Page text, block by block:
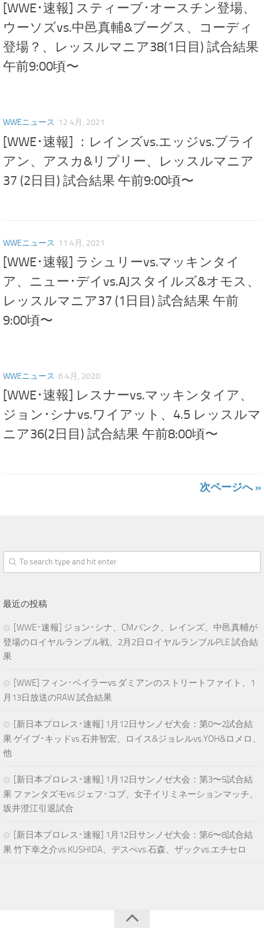
[WWE･速報] スティーブ･オースチン登場、
ウーソズvs.中邑真輔&ブーグス、コーディ
登場？、レッスルマニア38(1日目) 試合結果
午前9:00頃〜
WWEニュース 12 4月, 2021
[WWE･速報] ：レインズvs.エッジvs.ブライ
アン、アスカ&リプリー、レッスルマニア
37 (2日目) 試合結果 午前9:00頃〜
WWEニュース 11 4月, 2021
[WWE･速報] ラシュリーvs.マッキンタイ
ア、ニュー･デイvs.AJスタイルズ&オモス、
レッスルマニア37 (1日目) 試合結果 午前
9:00頃〜
WWEニュース 6 4月, 2020
[WWE･速報] レスナーvs.マッキンタイア、
ジョン･シナvs.ワイアット、4.5 レッスルマ
ニア36(2日目) 試合結果 午前8:00頃〜
次ページへ »
最近の投稿
[WWE･速報] ジョン･シナ、CMパンク、レインズ、中邑真輔が
登場のロイヤルランブル戦、2月2日ロイヤルランブルPLE 試合結
果
[WWE] フィン･ベイラーvs.ダミアンのストリートファイト、1
月13日放送のRAW 試合結果
[新日本プロレス･速報] 1月12日サンノゼ大会：第0〜2試合結
果 ゲイブ･キッドvs.石井智宏、ロイス&ジョレルvs.YOH&ロメロ、
他
[新日本プロレス･速報] 1月12日サンノゼ大会：第3〜5試合結
果 ファンタズモvs.ジェフ･コブ、女子イリミネーションマッチ、
坂井澄江引退試合
[新日本プロレス･速報] 1月12日サンノゼ大会：第6〜8試合結
果 竹下幸之介vs.KUSHIDA、デスぺvs.石森、ザックvs.エチセロ